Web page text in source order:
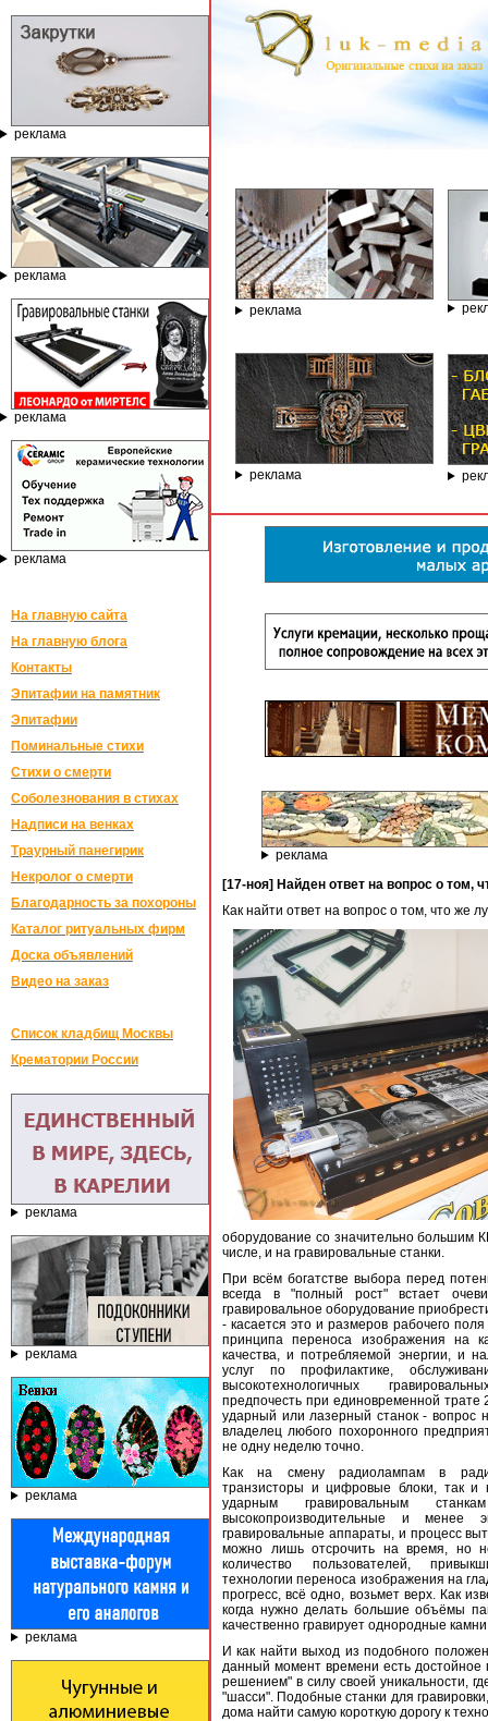
реклама
реклама
реклама
реклама
На главную сайта
На главную блога
Контакты
Эпитафии на памятник
Эпитафии
Поминальные стихи
Стихи о смерти
Соболезнования в стихах
Надписи на венках
Траурный панегирик
Некролог о смерти
Благодарность за похороны
Каталог ритуальных фирм
Доска объявлений
Видео на заказ
Список кладбищ Москвы
Крематории России
реклама
реклама
реклама
реклама
реклама
реклама
реклама
[17-ноя] Найден ответ на вопрос о том,
Как найти ответ на вопрос о том, что же
оборудование со значительно большим
числе, и на гравировальные станки.
При всём богатстве выбора перед
всегда в "полный рост" встает
гравировальное оборудование
- касается это и размеров рабочего
принципа переноса изображения на
качества, и потребляемой энергии, и
услуг по профилактике,
высокотехнологичных
предпочесть при единовременной трате
ударный или лазерный станок - вопрос
владелец любого похоронного
не одну неделю точно.
Как на смену радиолампам в
транзисторы и цифровые блоки, так и
ударным гравировальным
высокопроизводительные и менее
гравировальные аппараты, и процесс
можно лишь отсрочить на время, но
количество пользователей,
технологии переноса изображения на
прогресс, всё одно, возьмет верх. Как
когда нужно делать большие объёмы
качественно гравирует однородные
И как найти выход из подобного
данный момент времени есть достойное
решением" в силу своей уникальности,
"шасси". Подобные станки для
дома найти самую короткую дорогу к